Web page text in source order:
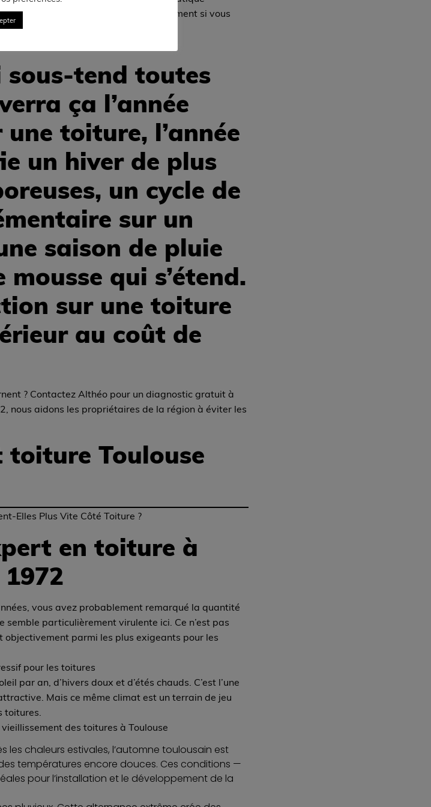
depuis le sol et déclarez rapidement si vous
sous-tend toutes
ça l’année
toiture, l’année
un hiver de plus
un cycle de
sur un
saison de pluie
qui s’étend.
sur une toiture
au coût de
? Contactez Althéo pour un diagnostic gratuit à
nous aidons les propriétaires de la région à éviter les
Toulouse
Elles Plus Vite Côté Toiture ?
en toiture à
vous avez probablement remarqué la quantité
particulièrement virulente ici. Ce n’est pas
parmi les plus exigeants pour les
pour les toitures
par an, d’hivers doux et d’étés chauds. C’est l’une
Mais ce même climat est un terrain de jeu
toitures.
des toitures à Toulouse
les chaleurs estivales, l’automne toulousain est
températures encore douces. Ces conditions —
pour l’installation et le développement de la